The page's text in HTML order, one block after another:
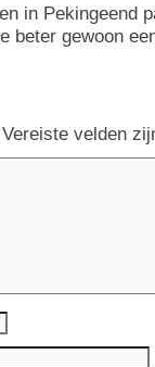
in Pekingeend
beter gewoon
Vereiste velden